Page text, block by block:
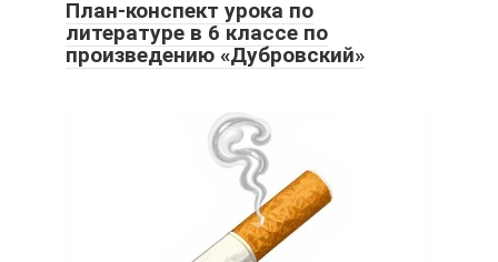
План-конспект урока по
литературе в 6 классе по
произведению «Дубровский»